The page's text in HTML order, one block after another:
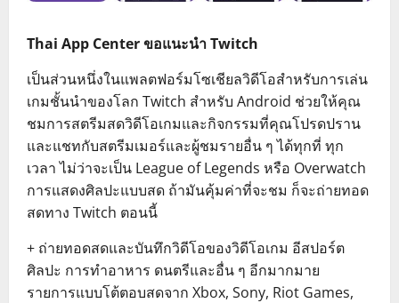
Thai App Center ขอแนะนำ Twitch
เป็นส่วนหนึ่งในแพลตฟอร์มโซเชียลวิดีโอสำหรับการเล่น
เกมชั้นนำของโลก Twitch สำหรับ Android ช่วยให้คุณ
ชมการสตรีมสดวิดีโอเกมและกิจกรรมที่คุณโปรดปราน
และแชทกับสตรีมเมอร์และผู้ชมรายอื่น ๆ ได้ทุกที่ ทุก
เวลา ไม่ว่าจะเป็น League of Legends หรือ Overwatch
การแสดงศิลปะแบบสด ถ้ามันคุ้มค่าที่จะชม ก็จะถ่ายทอด
สดทาง Twitch ตอนนี้
+ ถ่ายทอดสดและบันทึกวิดีโอของวิดีโอเกม อีสปอร์ต
ศิลปะ การทำอาหาร ดนตรีและอื่น ๆ อีกมากมาย
รายการแบบโต้ตอบสดจาก Xbox, Sony, Riot Games,